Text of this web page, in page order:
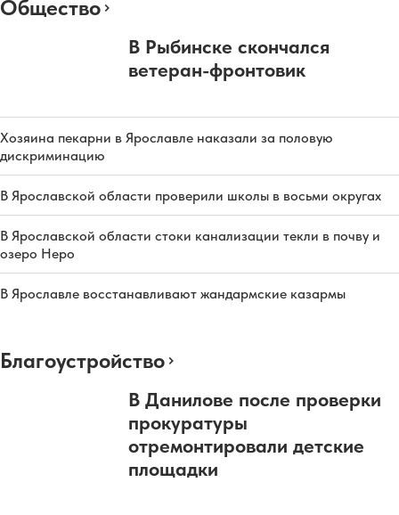
Общество
В Рыбинске скончался
ветеран-фронтовик
Хозяина пекарни в Ярославле наказали за половую
дискриминацию
В Ярославской области проверили школы в восьми округах
В Ярославской области стоки канализации текли в почву и
озеро Неро
В Ярославле восстанавливают жандармские казармы
Благоустройство
В Данилове после проверки
прокуратуры
отремонтировали детские
площадки